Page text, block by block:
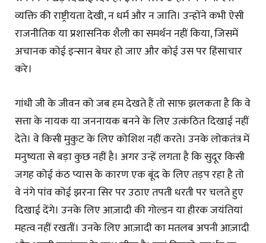
व्यक्ति की राष्ट्रीयता देखी, न धर्म और न जाति। उन्होंने कभी ऐसी
राजनीतिक या प्रशासनिक शैली का समर्थन नहीं किया, जिसमें
अचानक कोई इन्सान बेघर हो जाए और कोई उस पर हिंसाचार
करे।
गांधी जी के जीवन को जब हम देखते हैं तो साफ़ झलकता है कि वे
सत्ता के नायक या जननायक बनने के लिए उत्कंठित दिखाई नहीं
देते। वे किसी मुकुट के लिए कोशिश नहीं करते। उनके लोकतंत्र में
मनुष्यता से बड़ा कुछ नहीं है। अगर उन्हें लगता है कि सुदूर किसी
जगह कोई कंठ प्यास के कारण एक बूंद के लिए तड़प रहा है तो
वे नंगे पांव कोई झरना सिर पर उठाए तपती धरती पर चलते हुए
दिखाई देंगे। उनके लिए आज़ादी की गोल्डन या हीरक जयंतियां
महत्व नहीं रखतीं। उनके लिए आज़ादी का मतलब अपनी आज़ादी